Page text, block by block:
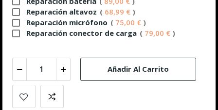
Reparación altavoz ( 68,99 € )
Reparación micrófono ( 75,00 € )
Reparación conector de carga ( 79,00 € )
Añadir Al Carrito